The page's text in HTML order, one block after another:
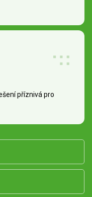
příznivá pro